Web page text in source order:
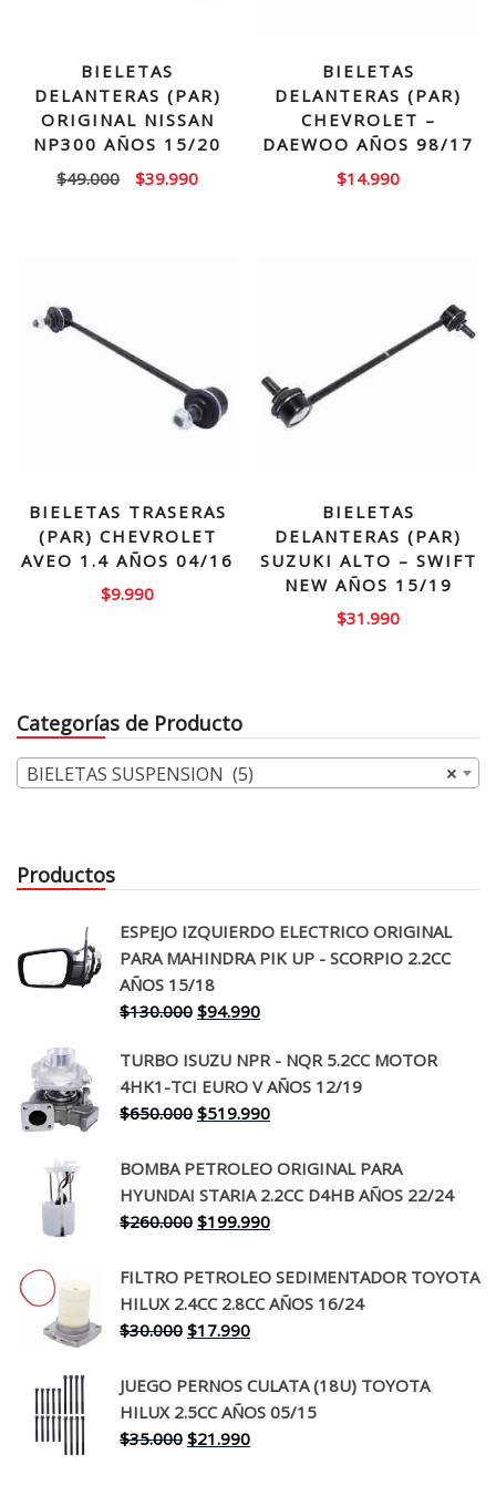
BIELETAS
DELANTERAS (PAR)
ORIGINAL NISSAN
NP300 AÑOS 15/20
$49.000
El
$39.990El
BIELETAS
DELANTERAS (PAR)
CHEVROLET –
DAEWOO AÑOS 98/17
$14.990
BIELETAS TRASERAS
(PAR) CHEVROLET
AVEO 1.4 AÑOS 04/16
$9.990
BIELETAS
DELANTERAS (PAR)
SUZUKI ALTO – SWIFT
NEW AÑOS 15/19
$31.990
Categorías de Producto
×
BIELETAS SUSPENSION (5)
Productos
ESPEJO IZQUIERDO ELECTRICO ORIGINAL
PARA MAHINDRA PIK UP - SCORPIO 2.2CC
AÑOS 15/18
$130.000 El
original
era:
$130.000.
$94.990El
actual
es:
$94.990.
TURBO ISUZU NPR - NQR 5.2CC MOTOR
4HK1-TCI EURO V AÑOS 12/19
$650.000 El
original
era:
$650.000.
$519.990El
actual
es:
$519.990.
BOMBA PETROLEO ORIGINAL PARA
HYUNDAI STARIA 2.2CC D4HB AÑOS 22/24
$260.000 El
original
era:
$260.000.
$199.990El
actual
es:
FILTRO PETROLEO SEDIMENTADOR TOYOTA
HILUX 2.4CC 2.8CC AÑOS 16/24
$30.000 El
original
era:
$30.000.
$17.990El
actual
es:
$17.990.
JUEGO PERNOS CULATA (18U) TOYOTA
HILUX 2.5CC AÑOS 05/15
$35.000 El
$21.990El